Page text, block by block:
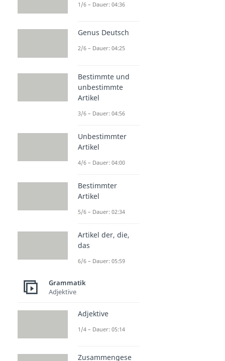
1/6 – Dauer: 04:36
Genus Deutsch
2/6 – Dauer: 04:25
Bestimmte und
unbestimmte
Artikel
3/6 – Dauer: 04:56
Unbestimmter
Artikel
4/6 – Dauer: 04:00
Bestimmter
Artikel
5/6 – Dauer: 02:34
Artikel der, die,
das
6/6 – Dauer: 05:59
Grammatik
Adjektive
Adjektive
1/4 – Dauer: 05:14
Zusammengese